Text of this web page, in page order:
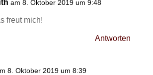
am 8. Oktober 2019 um 9:48
freut mich!
Antworten
8. Oktober 2019 um 8:39